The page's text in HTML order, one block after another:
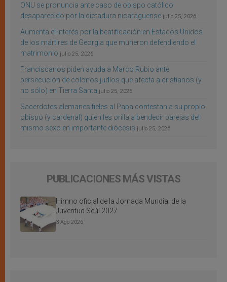
ONU se pronuncia ante caso de obispo católico
desaparecido por la dictadura nicaragüense julio 25, 2026
Aumenta el interés por la beatificación en Estados Unidos
de los mártires de Georgia que murieron defendiendo el
matrimonio julio 25, 2026
Franciscanos piden ayuda a Marco Rubio ante
persecución de colonos judíos que afecta a cristianos (y
no sólo) en Tierra Santa julio 25, 2026
Sacerdotes alemanes fieles al Papa contestan a su propio
obispo (y cardenal) quien les orilla a bendecir parejas del
mismo sexo en importante diócesis julio 25, 2026
PUBLICACIONES MÁS VISTAS
Himno oficial de la Jornada Mundial de la
Juventud Seúl 2027
3 Ago 2026